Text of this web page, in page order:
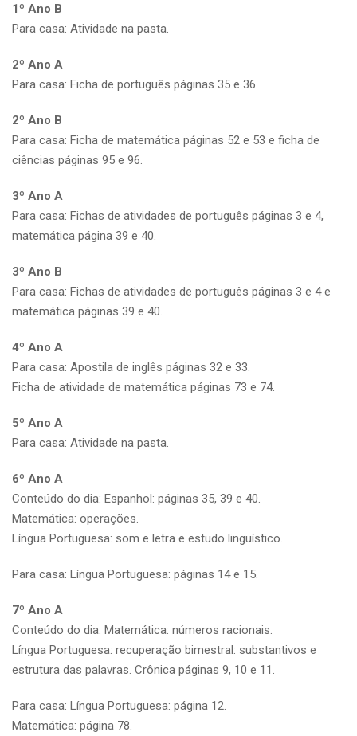
1º Ano B
Para casa: Atividade na pasta.
2º Ano A
Para casa: Ficha de português páginas 35 e 36.
2º Ano B
Para casa: Ficha de matemática páginas 52 e 53 e ficha de
ciências páginas 95 e 96.
3º Ano A
Para casa: Fichas de atividades de português páginas 3 e 4,
matemática página 39 e 40.
3º Ano B
Para casa: Fichas de atividades de português páginas 3 e 4 e
matemática páginas 39 e 40.
4º Ano A
Para casa: Apostila de inglês páginas 32 e 33.
Ficha de atividade de matemática páginas 73 e 74.
5º Ano A
Para casa: Atividade na pasta.
6º Ano A
Conteúdo do dia: Espanhol: páginas 35, 39 e 40.
Matemática: operações.
Língua Portuguesa: som e letra e estudo linguístico.
Para casa: Língua Portuguesa: páginas 14 e 15.
7º Ano A
Conteúdo do dia: Matemática: números racionais.
Língua Portuguesa: recuperação bimestral: substantivos e
estrutura das palavras. Crônica páginas 9, 10 e 11.
Para casa: Língua Portuguesa: página 12.
Matemática: página 78.